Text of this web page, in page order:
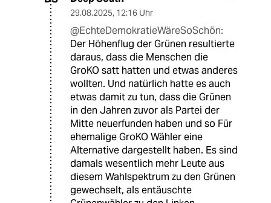
29.08.2025, 12:16 Uhr
@EchteDemokratieWäreSoSchön:
Der Höhenflug der Grünen resultierte
daraus, dass die Menschen die
GroKO satt hatten und etwas anderes
wollten. Und natürlich hatte es auch
etwas damit zu tun, dass die Grünen
in den Jahren zuvor als Partei der
Mitte neuerfunden haben und so Für
ehemalige GroKO Wähler eine
Alternative dargestellt haben. Es sind
damals wesentlich mehr Leute aus
diesem Wahlspektrum zu den Grünen
gewechselt, als entäuschte